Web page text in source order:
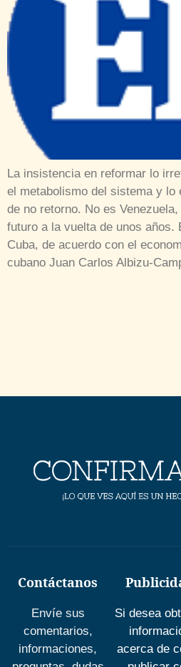
La insistencia en reformar lo
el metabolismo del sistema y lo
de no retorno. No es
futuro a la vuelta de unos años.
Cuba, de acuerdo con el
cubano Juan Carlos Albizu-
Contáctanos
Envíe sus
comentarios,
informaciones,
Si desea
acerca de